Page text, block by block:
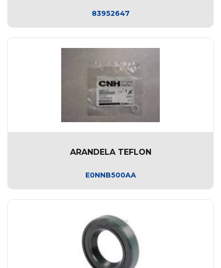
83952647
ARANDELA TEFLON
E0NNB500AA